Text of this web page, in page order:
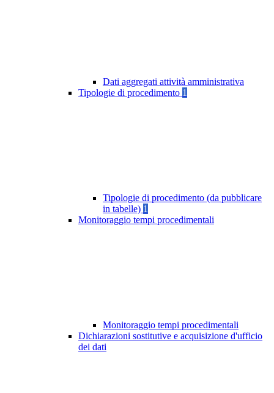
Dati aggregati attività amministrativa
Tipologie di procedimento 1
Tipologie di procedimento (da pubblicare
in tabelle) 1
Monitoraggio tempi procedimentali
Monitoraggio tempi procedimentali
Dichiarazioni sostitutive e acquisizione d'ufficio
dei dati